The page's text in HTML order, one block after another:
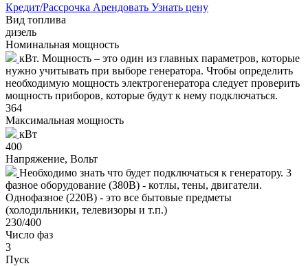
Кредит/Рассрочка Арендовать Узнать цену
Вид топлива
дизель
Номинальная мощность
кВт. Мощность – это один из главных параметров, которые
нужно учитывать при выборе генератора. Чтобы определить
необходимую мощность электрогенератора следует проверить
мощность приборов, которые будут к нему подключаться.
364
Максимальная мощность
кВт
400
Напряжение, Вольт
Необходимо знать что будет подключаться к генератору. 3
фазное оборудование (380В) - котлы, тены, двигатели.
Однофазное (220В) - это все бытовые предметы
(холодильники, телевизоры и т.п.)
230/400
Число фаз
3
Пуск